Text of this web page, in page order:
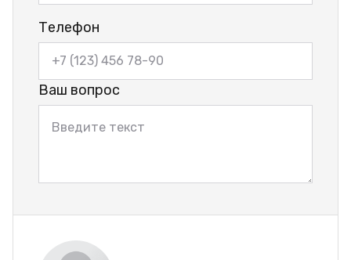
Телефон
Ваш вопрос